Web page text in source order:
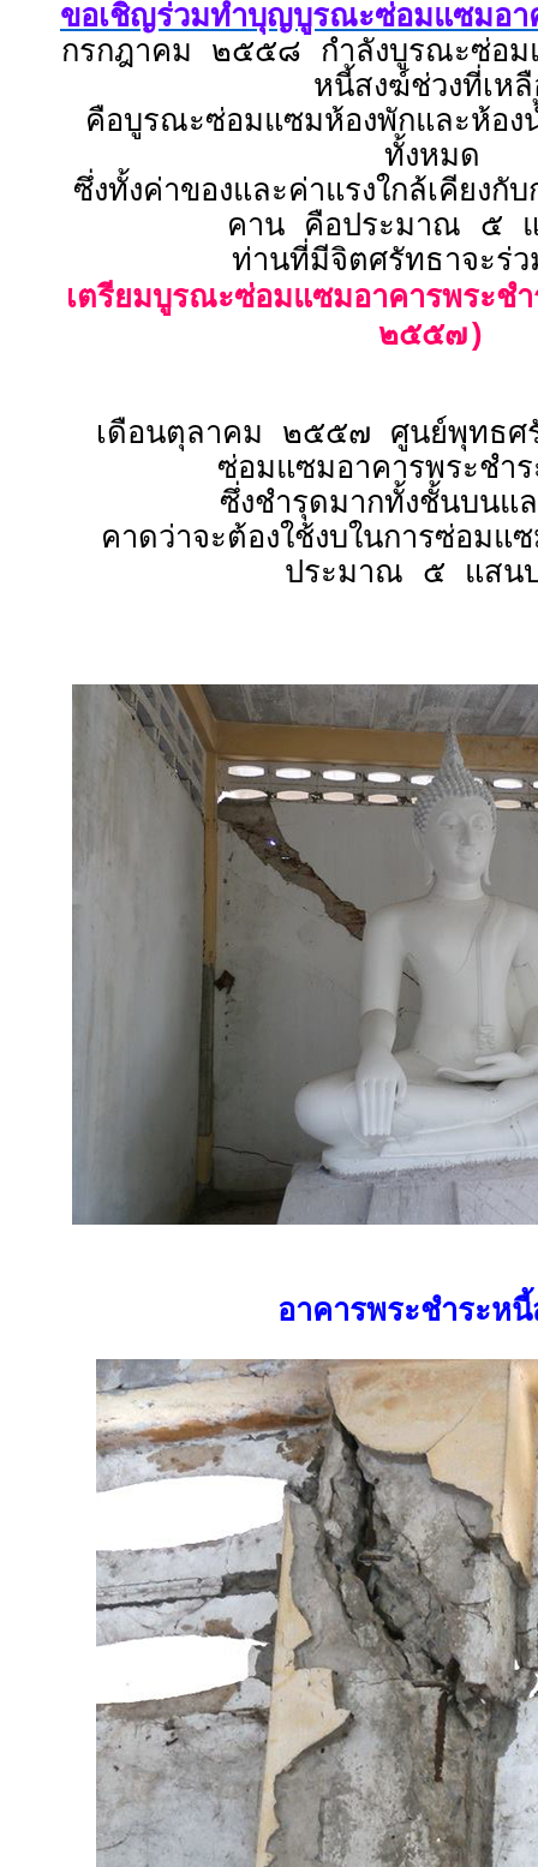
ขอเชิญร่วมทำบุญบูรณะซ่อมแซมอา
กรกฎาคม ๒๕๕๘ กำลังบูรณะซ่อม
หนี้สงฆ์ช่วงที่เห
คือบูรณะซ่อมแซมห้องพักและห้อง
ทั้งหมด
ซึ่งทั้งค่าของและค่าแรงใกล้เคียงกั
คาน คือประมาณ ๕
ท่านที่มีจิตศรัทธาจะร่
เตรียมบูรณะซ่อมแซมอาคารพระ
๒๕๕๗)
เดือนตุลาคม ๒๕๕๗ ศูนย์พุทธศ
ซ่อมแซมอาคารพระชำ
ซึ่งชำรุดมากทั้งชั้นบนแ
คาดว่าจะต้องใช้งบในการซ่อมแ
ประมาณ ๕ แสน
อาคารพระชำระห